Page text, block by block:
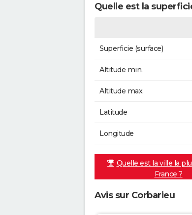
Quelle est la
Superficie (surface)
Altitude min.
Altitude max.
Latitude
Longitude
Quelle est la ville la
France ?
Avis sur Corbarieu